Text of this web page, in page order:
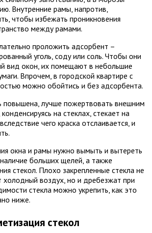
Внутренние рамы, напротив,
чтобы избежать проникновения
между рамами.
проложить адсорбент –
уголь, соду или соль. Чтобы они
вид окон, их помещают в небольшие
Впрочем, в городской квартире с
можно обойтись и без адсорбента.
повышена, лучше пожертвовать внешним
на стеклах, стекает на
чего краска отслаивается, и
окна и рамы нужно вымыть и вытереть
больших щелей, а также
стекол. Плохо закрепленные стекла не
холодный воздух, но и дребезжат при
стекла можно укрепить, как это
ниже.
стекол